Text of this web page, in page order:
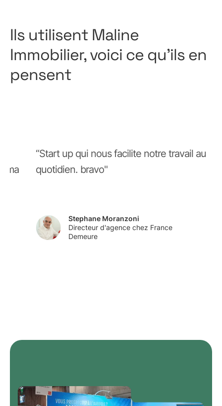
Ils utilisent Maline
Immobilier, voici ce qu'ils en
pensent
ma
“Start up qui nous facilite notre travail au
quotidien. bravo"
Stephane Moranzoni
Directeur d'agence chez France
Demeure